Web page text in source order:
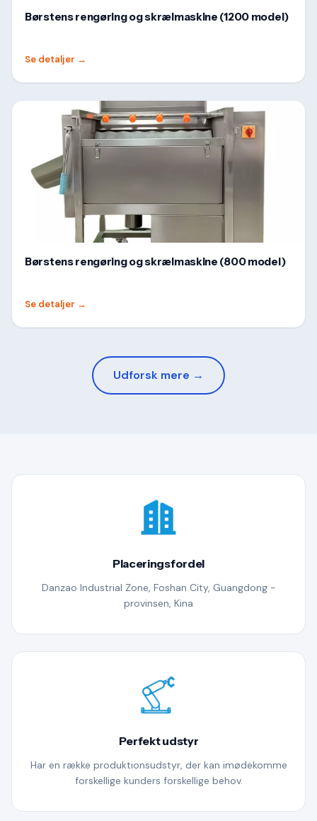
Børstens rengøring og skrælmaskine (1200 model)
Se detaljer →
Børstens rengøring og skrælmaskine (800 model)
Se detaljer →
Udforsk mere →
Placeringsfordel
Danzao Industrial Zone, Foshan City, Guangdong -
provinsen, Kina
Perfekt udstyr
Har en række produktionsudstyr, der kan imødekomme
forskellige kunders forskellige behov.